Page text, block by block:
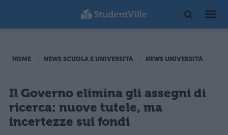
HOME NEWS SCUOLA E UNIVERSITÀ NEWS UNIVERSITÀ
Il Governo elimina gli assegni di
ricerca: nuove tutele, ma
incertezze sui fondi